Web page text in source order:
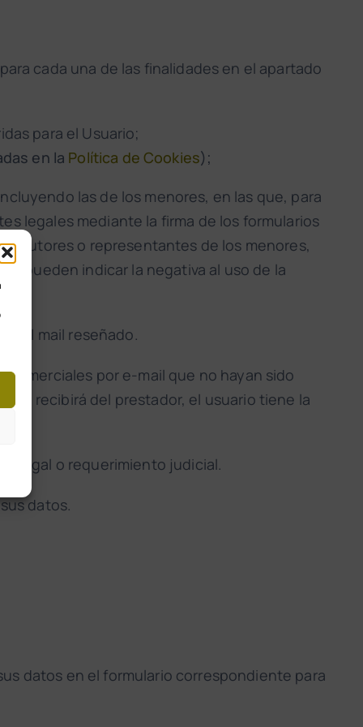
cada una de las finalidades en el apartado
para el Usuario;
en la Política de Cookies);
las de los menores, en las que, para
legales mediante la firma de los formularios
tutores o representantes de los menores,
pueden indicar la negativa al uso de la
el mail reseñado.
comerciales por e-mail que no hayan sido
recibirá del prestador, el usuario tiene la
legal o requerimiento judicial.
datos.
datos en el formulario correspondiente para